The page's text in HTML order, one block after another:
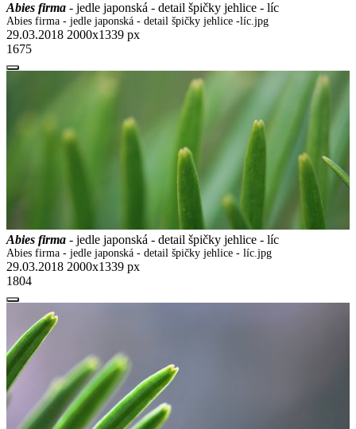
Abies firma - jedle japonská - detail špičky jehlice - líc
Abies firma - jedle japonská - detail špičky jehlice -líc.jpg
29.03.2018 2000x1339 px
1675
Abies firma - jedle japonská - detail špičky jehlice - líc
Abies firma - jedle japonská - detail špičky jehlice - líc.jpg
29.03.2018 2000x1339 px
1804